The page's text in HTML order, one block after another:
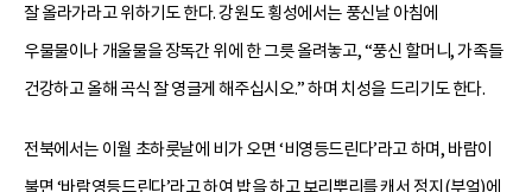
잘 올라가라고 위하기도 한다. 강원도 횡성에서는 풍신날 아침에
우물물이나 개울물을 장독간 위에 한 그릇 올려놓고, “풍신 할머니, 가족들
건강하고 올해 곡식 잘 영글게 해주십시오.” 하며 치성을 드리기도 한다.
전북에서는 이월 초하룻날에 비가 오면 ‘비영등드린다’라고 하며, 바람이
불면 ‘바람영등드린다’라고 하여 밥을 하고 보리뿌리를 캐서 정지(부엌)에